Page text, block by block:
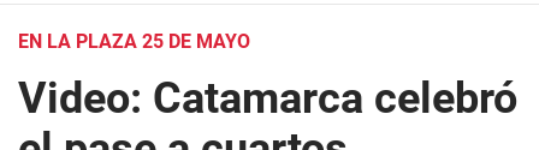
EN LA PLAZA 25 DE MAYO
Video: Catamarca celebró